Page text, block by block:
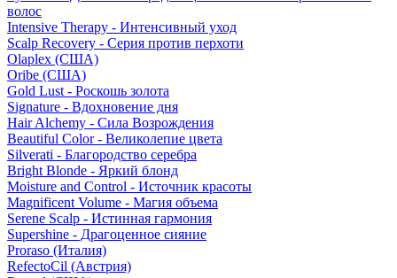
волос
Intensive Therapy - Интенсивный уход
Scalp Recovery - Серия против перхоти
Olaplex (США)
Oribe (США)
Gold Lust - Роскошь золота
Signature - Вдохновение дня
Hair Alchemy - Сила Возрождения
Beautiful Color - Великолепие цвета
Silverati - Благородство серебра
Bright Blonde - Яркий блонд
Moisture and Control - Источник красоты
Magnificent Volume - Магия объема
Serene Scalp - Истинная гармония
Supershine - Драгоценное сияние
Proraso (Италия)
RefectoCil (Австрия)